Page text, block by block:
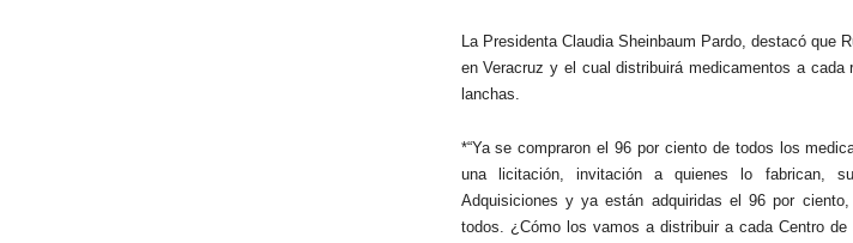
La Presidenta Claudia Sheinbaum Pardo, destacó que
en Veracruz y el cual distribuirá medicamentos a
lanchas.
*“Ya se compraron el 96 por ciento de todos los
una licitación, invitación a quienes lo fabrican,
Adquisiciones y ya están adquiridas el 96 por
todos. ¿Cómo los vamos a distribuir a cada Centro